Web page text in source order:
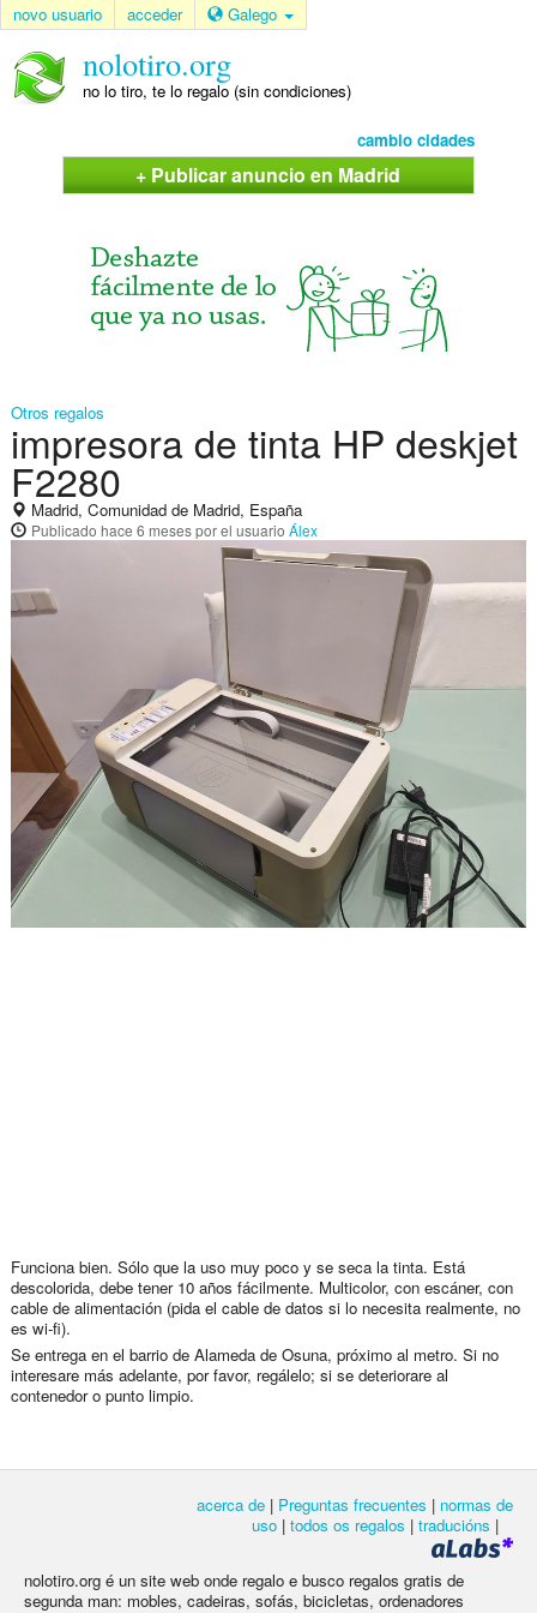
novo usuario acceder Galego
nolotiro.org
no lo tiro, te lo regalo (sin condiciones)
cambio cidades
+ Publicar anuncio en Madrid
Otros regalos
impresora de tinta HP deskjet
F2280
Madrid, Comunidad de Madrid, España
Publicado hace 6 mesespor el usuario Álex
Funciona bien. Sólo que la uso muy poco y se seca la tinta. Está
descolorida, debe tener 10 años fácilmente. Multicolor, con escáner, con
cable de alimentación (pida el cable de datos si lo necesita realmente, no
es wi-fi).
Se entrega en el barrio de Alameda de Osuna, próximo al metro. Si no
interesare más adelante, por favor, regálelo; si se deteriorare al
contenedor o punto limpio.
acerca de | Preguntas frecuentes | normas de
uso | todos os regalos | traducións |
nolotiro.org é un site web onde regalo e busco regalos gratis de
segunda man: mobles, cadeiras, sofás, bicicletas, ordenadores